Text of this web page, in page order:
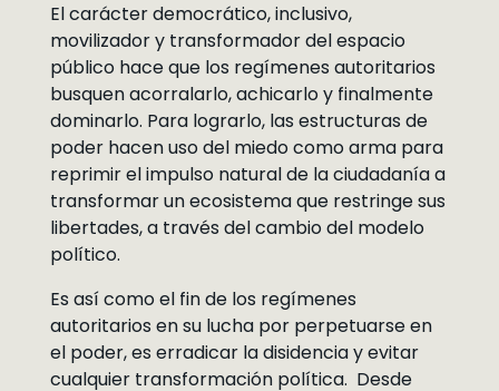
El carácter democrático, inclusivo,
movilizador y transformador del espacio
público hace que los regímenes autoritarios
busquen acorralarlo, achicarlo y finalmente
dominarlo. Para lograrlo, las estructuras de
poder hacen uso del miedo como arma para
reprimir el impulso natural de la ciudadanía a
transformar un ecosistema que restringe sus
libertades, a través del cambio del modelo
político.
Es así como el fin de los regímenes
autoritarios en su lucha por perpetuarse en
el poder, es erradicar la disidencia y evitar
cualquier transformación política. Desde